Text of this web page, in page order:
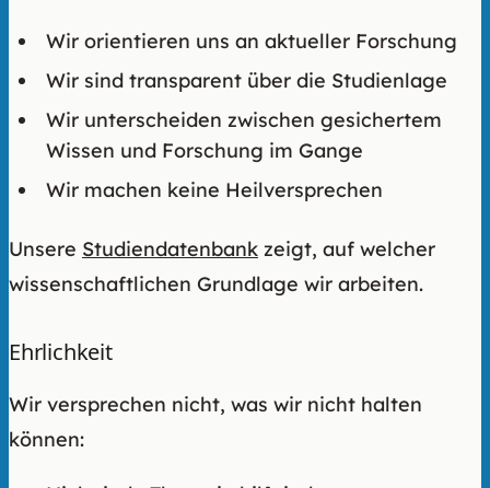
Wir orientieren uns an aktueller Forschung
Wir sind transparent über die Studienlage
Wir unterscheiden zwischen gesichertem
Wissen und Forschung im Gange
Wir machen keine Heilversprechen
Unsere Studiendatenbank zeigt, auf welcher
wissenschaftlichen Grundlage wir arbeiten.
Ehrlichkeit
Wir versprechen nicht, was wir nicht halten
können: